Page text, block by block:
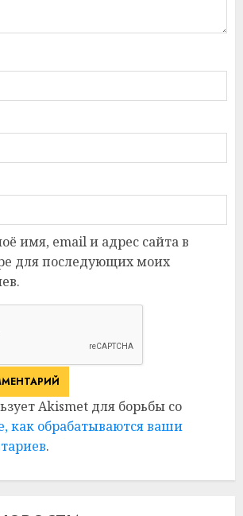
имя, email и адрес сайта в
для последующих моих
Akismet для борьбы со
как обрабатываются ваши
.